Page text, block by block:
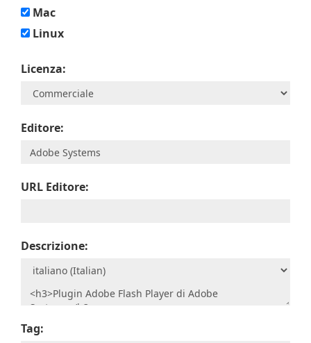
Mac
Linux
Licenza:
Editore:
URL Editore:
Descrizione:
Tag: